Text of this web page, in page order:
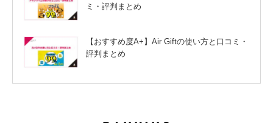
ミ・評判まとめ
【おすすめ度A+】Air Giftの使い方と口コミ・
評判まとめ